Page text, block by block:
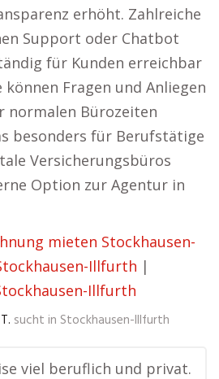
erhöht. Zahlreiche
Support oder Chatbot
für Kunden erreichbar
können Fragen und Anliegen
normalen Bürozeiten
besonders für Berufstätige
Versicherungsbüros
Option zur Agentur in
mieten Stockhausen-
Illfurth |
Illfurth
sucht in Stockhausen-Illfurth
viel beruflich und privat.